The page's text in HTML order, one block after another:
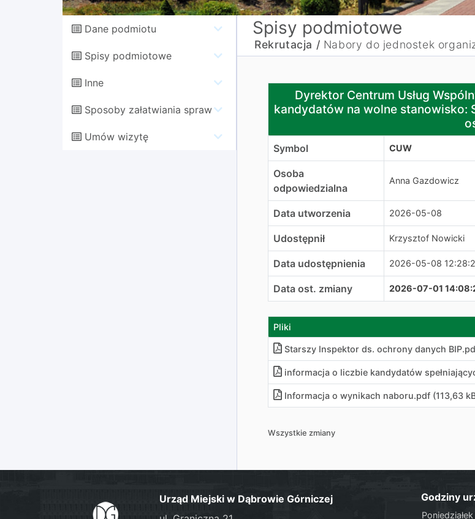
Dane podmiotu
Spisy podmiotowe
Inne
Sposoby załatwiania spraw
Umów wizytę
Spisy podmiotowe
Rekrutacja / Nabory do jednostek
Dyrektor Centrum Usług Wspólnych w
Dyrektor Centrum Usług
kandydatów na wolne
Symbol CUW
Osoba
odpowiedzialna
Anna Gazdowicz
Data utworzenia 2026-05-08
Udostępnił Krzysztof Nowicki
Data udostępnienia 2026-05-08
Data ost. zmiany 2026-07-01
Pliki
Starszy Inspektor ds. ochrony danych
informacja o liczbie kandydatów
Informacja o wynikach naboru.pdf (113,63
Wszystkie zmiany
Urząd Miejski w Dąbrowie Górniczej
Godziny
Poniedziałek